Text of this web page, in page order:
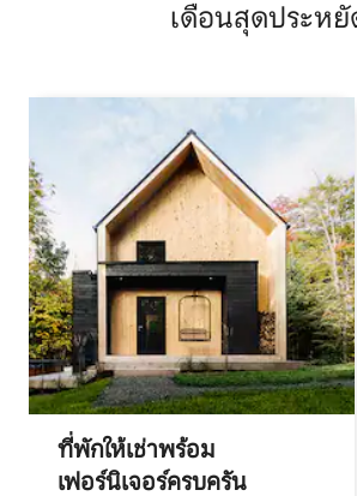
เดือนสุดประหยั
ที่พักให้เช่าพร้อม
เฟอร์นิเจอร์ครบครัน